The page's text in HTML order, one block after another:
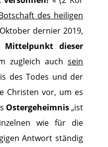
des heiligen
dernier 2019,
Mittelpunkt dieser
zugleich auchsein
des Todes und der
Christen vor, um es
Ostergeheimnis„ist
wie für die
Antwort ständig